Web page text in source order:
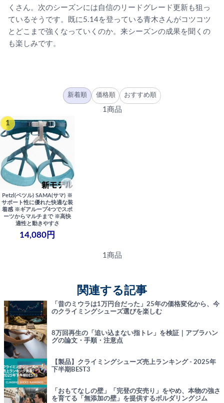
くさん。次のシーズンには自信のリードグレード更新も狙っ
ているそうです。既に5.14を登っている青木さんがコツコツ
とどこまで強くなっていくのか。来シーズンの成果を聞くの
も楽しみです。
新着順 価格順 おすすめ順
1商品
1
Petzl(ペツル) SAMA(サマ) ※
サポート性に優れた快適な装
着感 ※ギアループ4つでスポ
ーツからマルチまで ※高快
適性と動きやすさ
14,080円
1商品
関連する記事
「昔のミウラは1万円台だった」25年の価格変化から、今
のクライミングシューズ選びを楽しむ
8万回再生の「追い込まない指トレ」を検証｜アブラハン
グの論文・手順・注意点
【製品】クライミングシューズ売上ランキング - 2025年
下半期BEST3
「おもてなしの壁」「完登の安売り」をやめ、本物の強さ
を育てる「無添加の壁」を提供するボルダリングジム